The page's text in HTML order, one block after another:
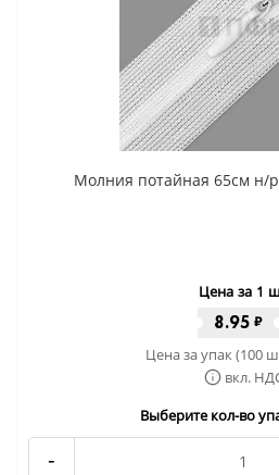
Молния потайная 65см н/
Цена за 1
8.95 ₽
Цена за упак (100
вкл.
Выберите кол-во
-